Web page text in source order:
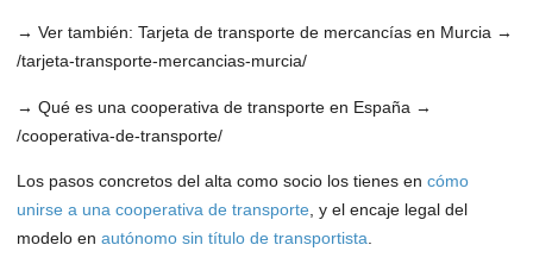
→Ver también: Tarjeta de transporte de mercancías en Murcia →
/tarjeta-transporte-mercancias-murcia/
→Qué es una cooperativa de transporte en España →
/cooperativa-de-transporte/
Los pasos concretos del alta como socio los tienes encómo
unirse a una cooperativa de transporte , y el encaje legal del
modelo enautónomo sin título de transportista